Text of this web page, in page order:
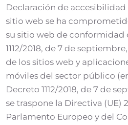
Declaración de
sitio web se ha
su sitio web de conformidad
1112/2018, de 7 de
de los sitios web y
móviles del sector público
Decreto 1112/2018, de 7 de
se traspone la Directiva (UE)
Parlamento Europeo y del